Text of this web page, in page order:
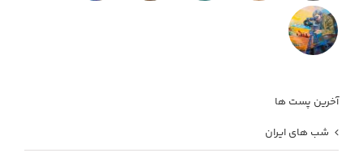
آخرین پست ها
شب های ایران